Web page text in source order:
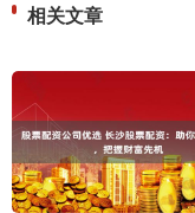
相关文章